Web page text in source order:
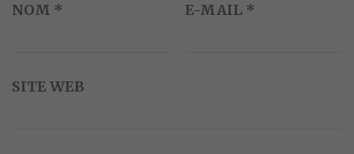
NOM * E-MAIL *
SITE WEB